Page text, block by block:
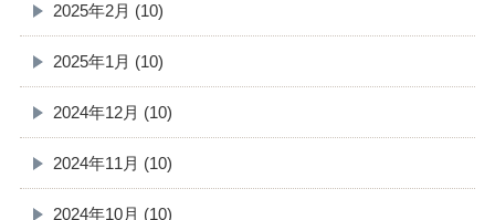
2025年2月 (10)
2025年1月 (10)
2024年12月 (10)
2024年11月 (10)
2024年10月 (10)